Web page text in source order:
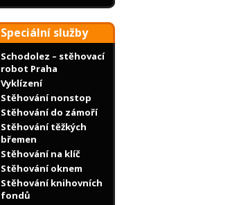
Speciální služby
Schodolez – stěhovací
robot Praha
Vyklízení
Stěhování nonstop
Stěhování do zámoří
Stěhování těžkých
břemen
Stěhování na klíč
Stěhování oknem
Stěhování knihovních
fondů